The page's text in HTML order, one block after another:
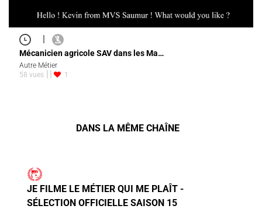
|
Mécanicien agricole SAV dans les Ma…
Autre Métier
58 vues
1
DANS LA MÊME CHAÎNE
JE FILME LE MÉTIER QUI ME PLAÎT -
SÉLECTION OFFICIELLE SAISON 15